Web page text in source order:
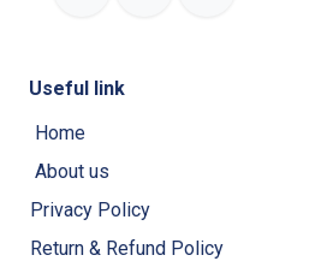
Useful link
Home
About us
Privacy Policy
Return & Refund Policy